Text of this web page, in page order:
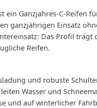
ein Ganzjahres-C-Reifen
ganzjährigen Einsatz
Das Profil trägt
Reifen.
und robuste
leiten Wasser und
und auf winterlicher